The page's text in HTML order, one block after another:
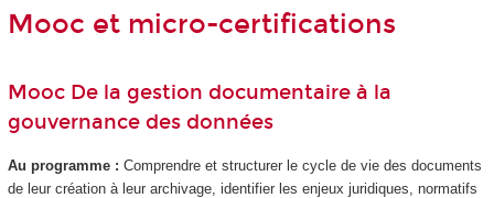
Mooc et micro-certifications
Mooc De la gestion documentaire à la
gouvernance des données
Au programme : Comprendre et structurer le cycle de vie des documents
de leur création à leur archivage, identifier les enjeux juridiques, normatifs